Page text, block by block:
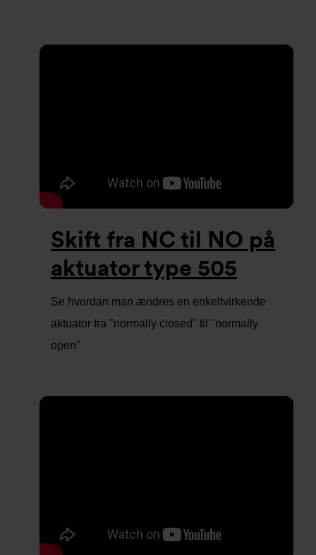
Skift fra NC til NO på
aktuator type 505
Se hvordan man ændres en enkeltvirkende
aktuator fra "normally closed" til "normally
open"